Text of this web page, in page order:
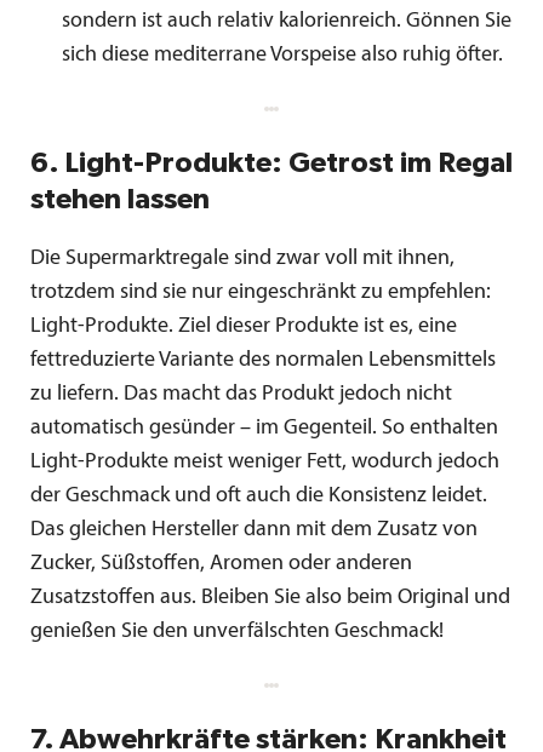
sondern ist auch relativ kalorienreich. Gönnen Sie
sich diese mediterrane Vorspeise also ruhig öfter.
6. Light-Produkte: Getrost im Regal
stehen lassen
Die Supermarktregale sind zwar voll mit ihnen,
trotzdem sind sie nur eingeschränkt zu empfehlen:
Light-Produkte. Ziel dieser Produkte ist es, eine
fettreduzierte Variante des normalen Lebensmittels
zu liefern. Das macht das Produkt jedoch nicht
automatisch gesünder – im Gegenteil. So enthalten
Light-Produkte meist weniger Fett, wodurch jedoch
der Geschmack und oft auch die Konsistenz leidet.
Das gleichen Hersteller dann mit dem Zusatz von
Zucker, Süßstoffen, Aromen oder anderen
Zusatzstoffen aus. Bleiben Sie also beim Original und
genießen Sie den unverfälschten Geschmack!
7. Abwehrkräfte stärken: Krankheit